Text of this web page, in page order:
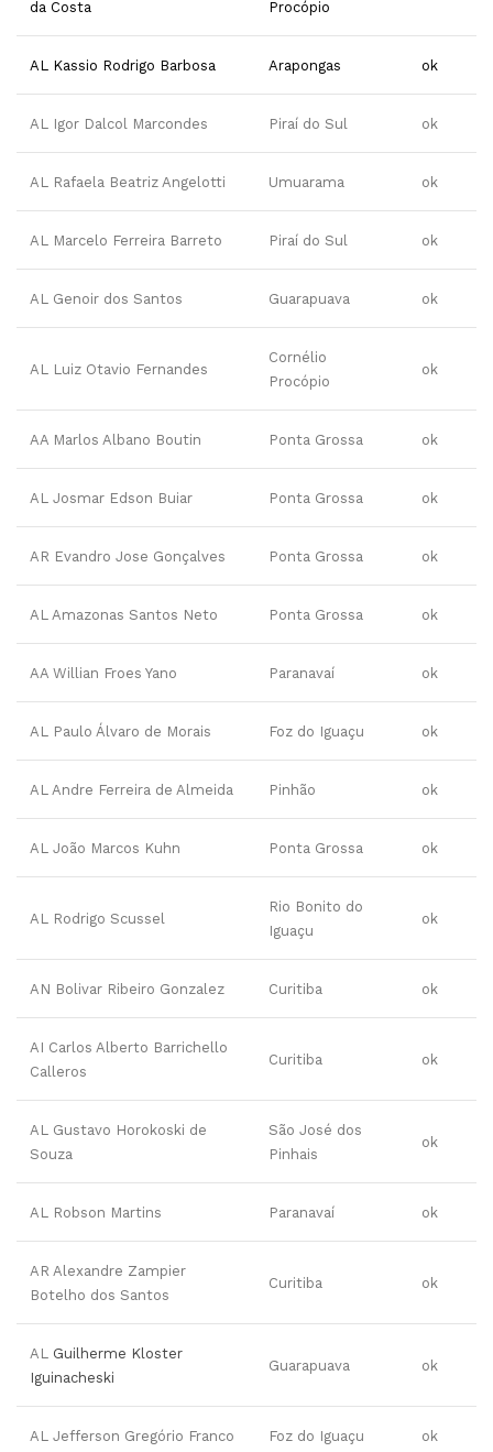
da Costa Procópio
AL Kassio Rodrigo Barbosa Arapongas ok
AL Igor Dalcol Marcondes Piraí do Sul ok
AL Rafaela Beatriz Angelotti Umuarama ok
AL Marcelo Ferreira Barreto Piraí do Sul ok
AL Genoir dos Santos Guarapuava ok
AL Luiz Otavio Fernandes
Cornélio
Procópio
ok
AA Marlos Albano Boutin Ponta Grossa ok
AL Josmar Edson Buiar Ponta Grossa ok
AR Evandro Jose Gonçalves Ponta Grossa ok
AL Amazonas Santos Neto Ponta Grossa ok
AA Willian Froes Yano Paranavaí ok
AL Paulo Álvaro de Morais Foz do Iguaçu ok
AL Andre Ferreira de Almeida Pinhão ok
AL João Marcos Kuhn Ponta Grossa ok
AL Rodrigo Scussel
Rio Bonito do
Iguaçu
ok
AN Bolivar Ribeiro Gonzalez Curitiba ok
AI Carlos Alberto Barrichello
Calleros
Curitiba ok
AL Gustavo Horokoski de
Souza
São José dos
Pinhais
ok
AL Robson Martins Paranavaí ok
AR Alexandre Zampier
Botelho dos Santos
Curitiba ok
AL Guilherme Kloster
Iguinacheski
Guarapuava ok
AL Jefferson Gregório Franco Foz do Iguaçu ok